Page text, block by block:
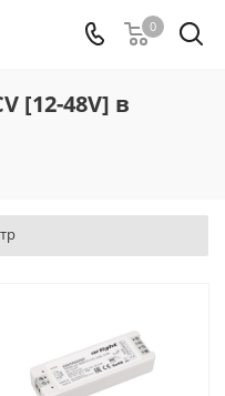
0
[12-48V] в